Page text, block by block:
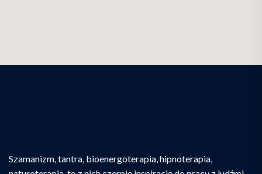
Szamanizm, tantra, bioenergoterapia, hipnoterapia,